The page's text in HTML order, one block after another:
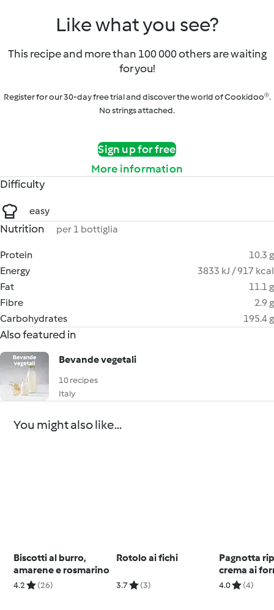
Like what you see?
This recipe and more than 100 000 others are waiting
for you!
Register for our 30-day free trial and discover the world of Cookidoo®.
No strings attached.
Sign up for free
More information
Difficulty
easy
Nutrition per 1 bottiglia
Protein
10.3 g
Energy
3833 kJ / 917 kcal
Fat
11.1 g
Fibre
2.9 g
Carbohydrates
195.4 g
Also featured in
Bevande vegetali
10 recipes
Italy
You might also like...
Biscotti al burro,
amarene e rosmarino
4.2 (26)
Rotolo ai fichi
3.7 (3)
Pagnotta
crema ai
4.0 (4)